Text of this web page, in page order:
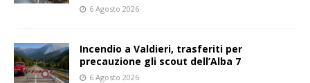
6 Agosto 2026
Incendio a Valdieri, trasferiti per
precauzione gli scout dell’Alba 7
6 Agosto 2026